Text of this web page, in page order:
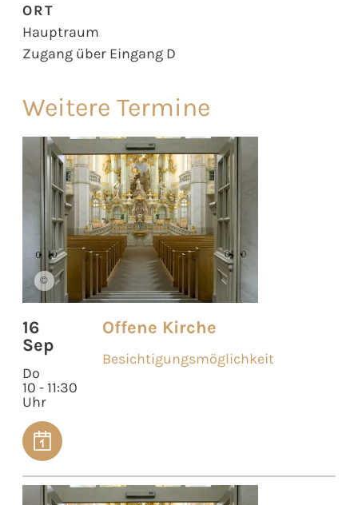
ORT
Hauptraum
Zugang über Eingang D
Weitere Termine
©
16
Sep
Do
10 - 11:30
Uhr
Offene Kirche
Besichtigungsmöglichkeit